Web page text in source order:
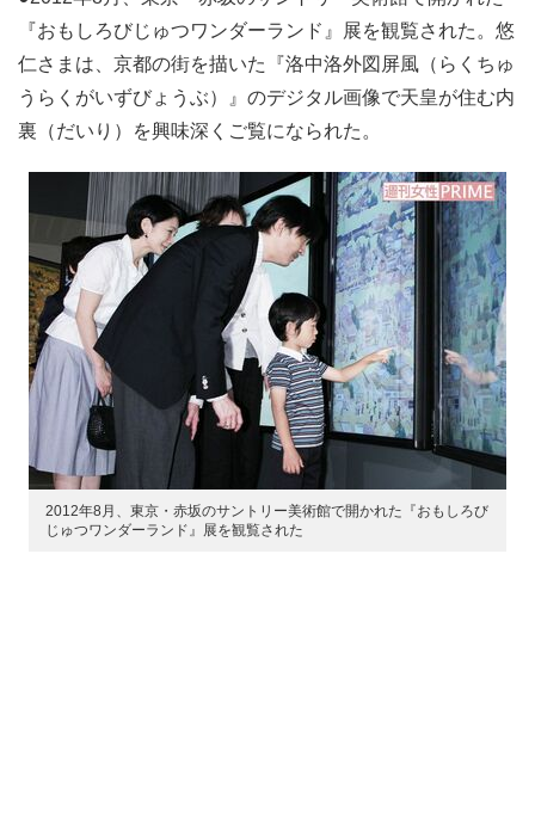
『おもしろびじゅつワンダーランド』展を観覧された。悠
仁さまは、京都の街を描いた『洛中洛外図屏風（らくちゅ
うらくがいずびょうぶ）』のデジタル画像で天皇が住む内
裏（だいり）を興味深くご覧になられた。
2012年8月、東京・赤坂のサントリー美術館で開かれた『おもしろび
じゅつワンダーランド』展を観覧された